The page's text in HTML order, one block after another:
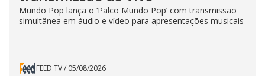
Mundo Pop lança o ‘Palco Mundo Pop’ com transmissão
simultânea em áudio e vídeo para apresentações musicais
FEED TV/ 05/08/2026